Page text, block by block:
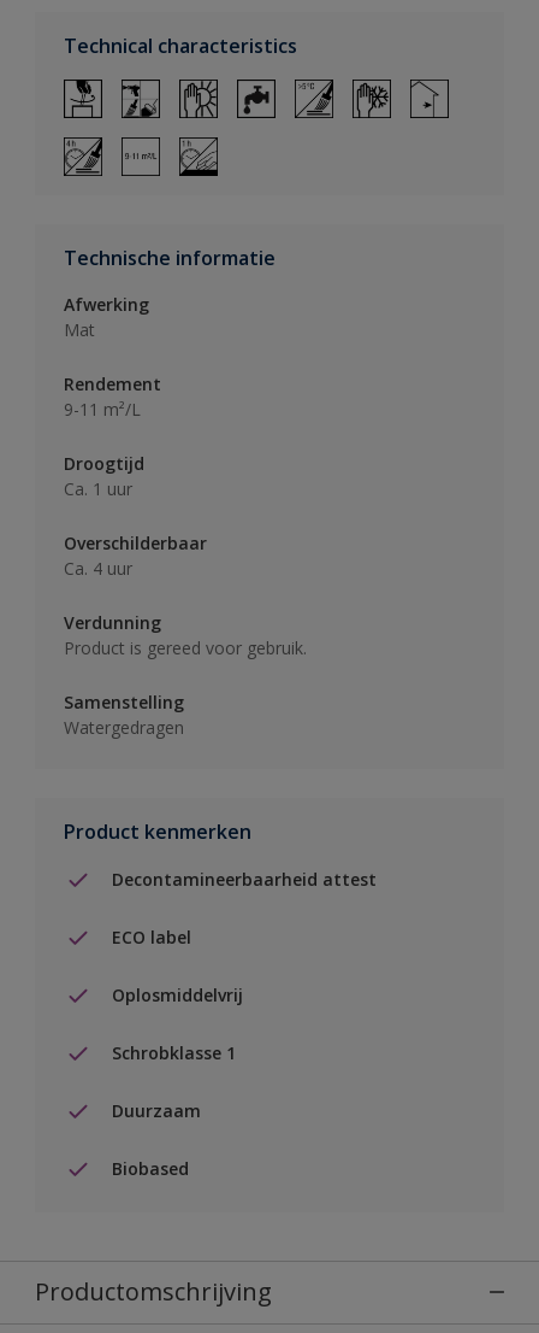
Technical characteristics
Technische informatie
Afwerking
Mat
Rendement
9-11 m²/L
Droogtijd
Ca. 1 uur
Overschilderbaar
Ca. 4 uur
Verdunning
Product is gereed voor gebruik.
Samenstelling
Watergedragen
Product kenmerken
Decontamineerbaarheid attest
ECO label
Oplosmiddelvrij
Schrobklasse 1
Duurzaam
Biobased
Productomschrijving